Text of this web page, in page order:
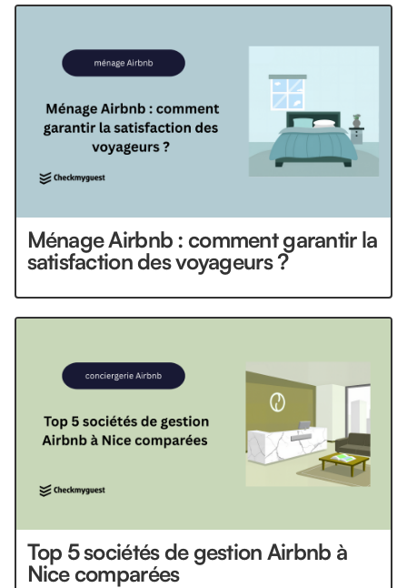
Ménage Airbnb : comment garantir la
satisfaction des voyageurs ?
Top 5 sociétés de gestion Airbnb à
Nice comparées